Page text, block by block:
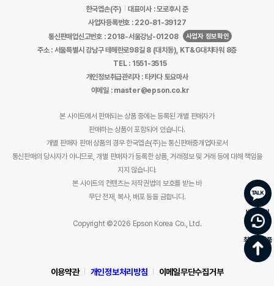
한국엡손(주)
대표이사 : 모로후시 준
사업자등록번호 : 220-81-39127
통신판매업신고번호 : 2018-서울강남-01208
사업자 정보확인
주소 : 서울특별시 강남구 테헤란로98길 8 (대치동), KT&G대치타워 8층
TEL : 1551-3515
개인정보취급관리자 : 타카다 토요마사
이메일 : master@epson.co.kr
본 사이트에서 판매되는 상품 중에는 등록된 개별 판매자가
판매하는 상품이 포함되어 있습니다.
개별 판매자 판매 상품의 경우 한국엡손(주)는 통신판매중개업자로서
통신판매의 당사자가 아니므로, 개별 판매자가 등록한 상품, 거래정보 및 거래 등에 대해 책임을
지지 않습니다.
본 사이트의 컨텐츠는 저작권법의 보호를 받는 바
무단 전재, 복사, 배포 등을 금합니다.
Copyright ©2026 Epson Korea Co., Ltd.
이용약관 개인정보처리방침 이메일무단수집거부
바로문의
최근 본 상품